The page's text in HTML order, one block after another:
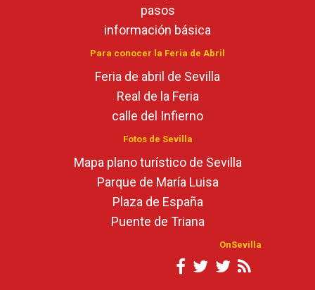
pasos
información básica
Para conocer la Feria de Abril
Feria de abril de Sevilla
Real de la Feria
calle del Infierno
Fotos de Sevilla
Mapa plano turístico de Sevilla
Parque de María Luisa
Plaza de España
Puente de Triana
OnSevilla